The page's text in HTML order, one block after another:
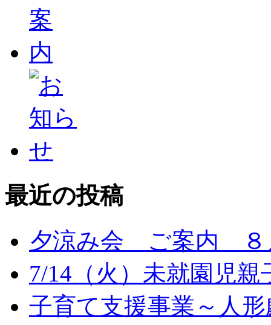
最近の投稿
夕涼み会 ご案内 ８
7/14（火）未就園児
子育て支援事業～人